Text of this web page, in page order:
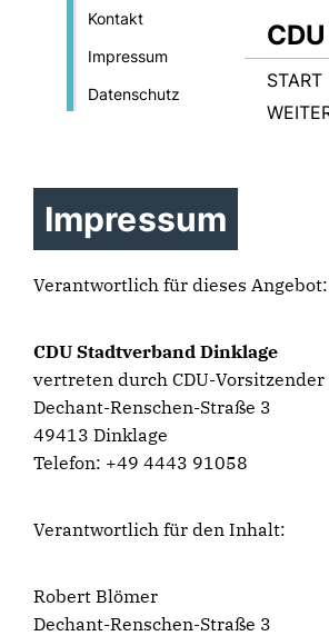
Kontakt
Impressum
Datenschutz
START
Impressum
Verantwortlich für dieses Angebot:
CDU Stadtverband Dinklage
vertreten durch CDU-
Dechant-Renschen-Straße 3
49413 Dinklage
Telefon: +49 4443 91058
Verantwortlich für den Inhalt:
Robert Blömer
Dechant-Renschen-Straße 3